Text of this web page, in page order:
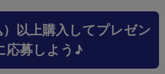
以上購入してプレゼン
応募しよう♪